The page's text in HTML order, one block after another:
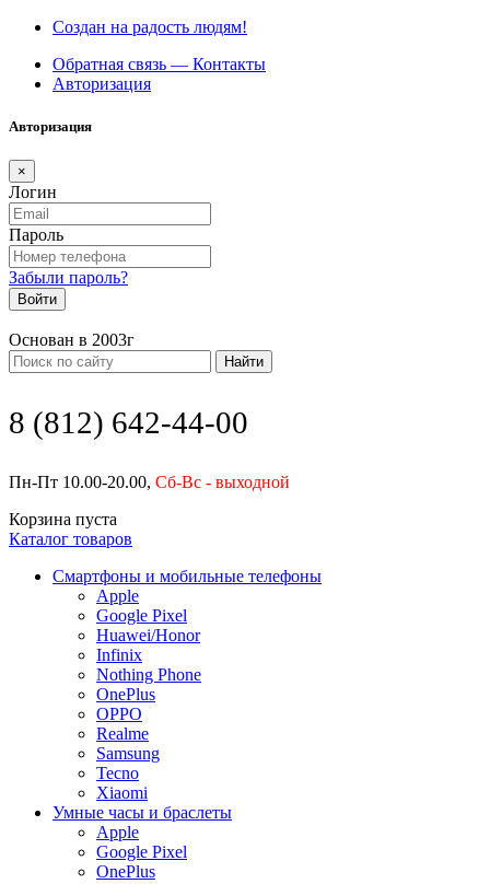
Создан на радость людям!
Обратная связь — Контакты
Авторизация
Авторизация
×
Логин
Пароль
Забыли пароль?
Войти
Основан в 2003г
Найти
8 (812) 642-44-00
Пн-Пт 10.00-20.00, Сб-Вс - выходной
Корзина пуста
Каталог товаров
Смартфоны и мобильные телефоны
Apple
Google Pixel
Huawei/Honor
Infinix
Nothing Phone
OnePlus
OPPO
Realme
Samsung
Tecno
Xiaomi
Умные часы и браслеты
Apple
Google Pixel
OnePlus